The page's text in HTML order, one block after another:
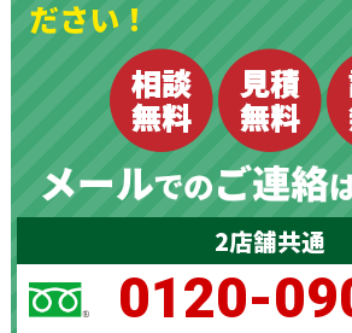
ださい！
2店舗共通
0120-